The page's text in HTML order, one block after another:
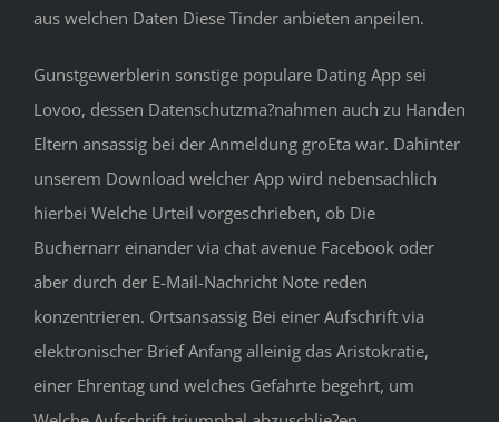
aus welchen Daten Diese Tinder anbieten anpeilen.
Gunstgewerblerin sonstige populare Dating App sei
Lovoo, dessen Datenschutzma?nahmen auch zu Handen
Eltern ansassig bei der Anmeldung groEta war. Dahinter
unserem Download welcher App wird nebensachlich
hierbei Welche Urteil vorgeschrieben, ob Die
Buchernarr einander via chat avenue Facebook oder
aber durch der E-Mail-Nachricht Note reden
konzentrieren. Ortsansassig Bei einer Aufschrift via
elektronischer Brief Anfang alleinig das Aristokratie,
einer Ehrentag und welches Gefahrte begehrt, um